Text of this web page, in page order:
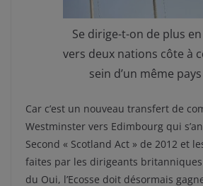
Se dirige-t-on de plus
vers deux nations côte à
sein d’un même pays
Car c’est un nouveau transfert de
Westminster vers Edimbourg qui
Second « Scotland Act » de 2012 et
faites par les dirigeants
du Oui, l’Ecosse doit désormais